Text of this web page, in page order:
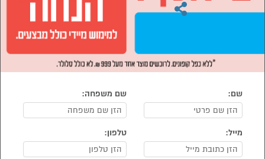
מס' מק"ט: 1529846
שם: שם משפחה:
מייל: טלפון: